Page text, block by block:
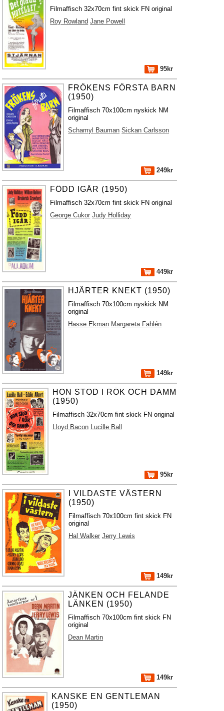
Filmaffisch 32x70cm fint skick FN original
Roy Rowland Jane Powell
95kr
FRÖKENS FÖRSTA BARN
(1950)
Filmaffisch 70x100cm nyskick NM
original
Schamyl Bauman Sickan Carlsson
249kr
FÖDD IGÅR (1950)
Filmaffisch 32x70cm fint skick FN original
George Cukor Judy Holliday
449kr
HJÄRTER KNEKT (1950)
Filmaffisch 70x100cm nyskick NM
original
Hasse Ekman Margareta Fahlén
149kr
HON STOD I RÖK OCH DAMM
(1950)
Filmaffisch 32x70cm fint skick FN original
Lloyd Bacon Lucille Ball
95kr
I VILDASTE VÄSTERN
(1950)
Filmaffisch 70x100cm fint skick FN
original
Hal Walker Jerry Lewis
149kr
JÄNKEN OCH FELANDE
LÄNKEN (1950)
Filmaffisch 70x100cm fint skick FN
original
Dean Martin
149kr
KANSKE EN GENTLEMAN
(1950)